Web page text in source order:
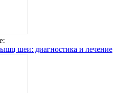
шеи: диагностика и лечение